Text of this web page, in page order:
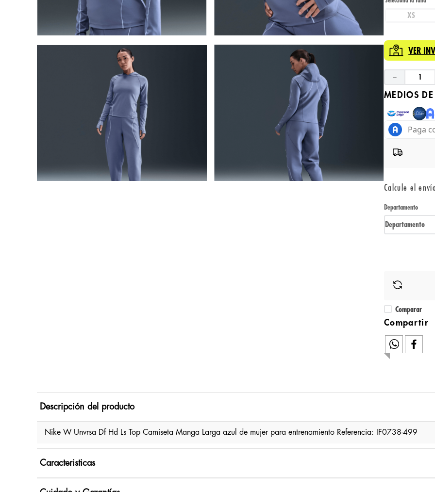
XS
VER
－
MEDIOS
Calcule el
Departamento
Departamento
Comparar
Descripción del producto
Nike W Unvrsa Df Hd Ls Top Camiseta Manga Larga azul de mujer para entrenamiento Referencia: IF0738-499
Caracteristicas